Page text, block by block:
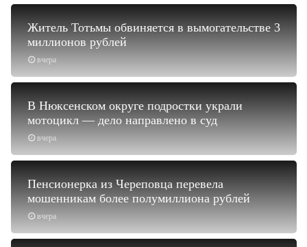
вчера
Житель Тотьмы обвиняется в вымогательстве 3
миллионов рублей
вчера
В Нюксенском округе подростки украли
мотоцикл — дело направлено в суд
вчера
Пенсионерка из Череповца перевела
мошенникам более полумиллиона рублей